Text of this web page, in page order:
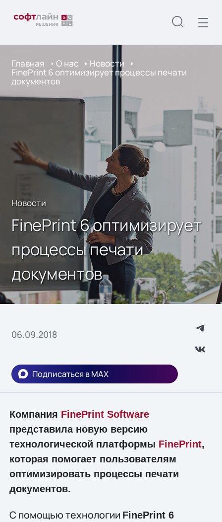
Главная О нас Новости
FinePrint 6 оптимизирует процессы печати
документов
Новости
FinePrint 6 оптимизирует
процессы печати
документов
06.09.2018
Подписаться в MAX
Компания FinePrint Software
представила новую версию
технологической платформы FinePrint,
которая помогает пользователям
оптимизировать процессы печати
документов.
С помощью технологии FinePrint 6